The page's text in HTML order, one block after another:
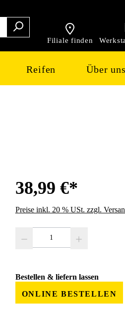
Filiale finden
Reifen Über uns
38,99 €*
Preise inkl. 20 % USt. zzgl.
Bestellen & liefern lassen
ONLINE BESTELLEN